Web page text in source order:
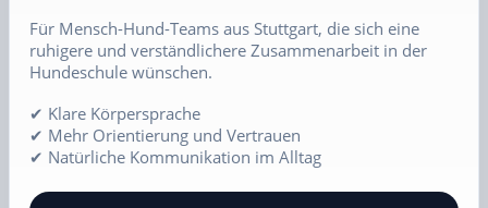
Für Mensch-Hund-Teams aus Stuttgart, die sich eine
ruhigere und verständlichere Zusammenarbeit in der
Hundeschule wünschen.
✔ Klare Körpersprache
✔ Mehr Orientierung und Vertrauen
✔ Natürliche Kommunikation im Alltag